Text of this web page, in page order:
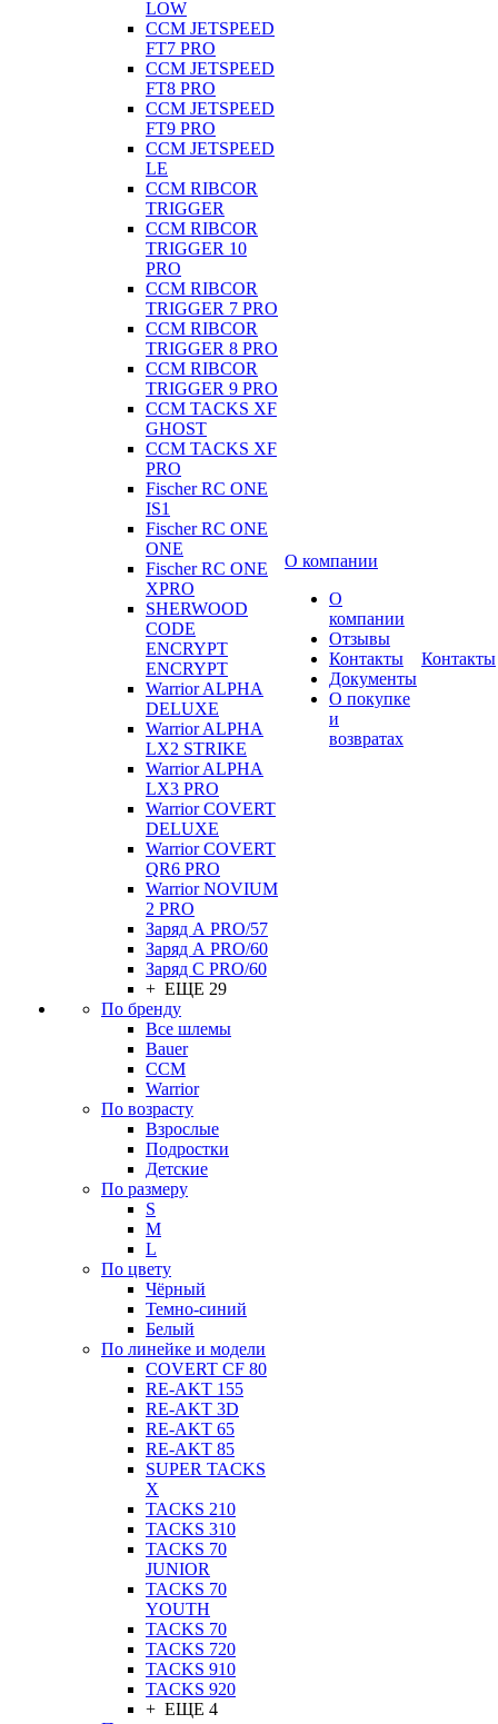
LOW
CCM JETSPEED
FT7 PRO
CCM JETSPEED
FT8 PRO
CCM JETSPEED
FT9 PRO
CCM JETSPEED
LE
CCM RIBCOR
TRIGGER
CCM RIBCOR
TRIGGER 10
PRO
CCM RIBCOR
TRIGGER 7 PRO
CCM RIBCOR
TRIGGER 8 PRO
CCM RIBCOR
TRIGGER 9 PRO
CCM TACKS XF
GHOST
CCM TACKS XF
PRO
Fischer RC ONE
IS1
Fischer RC ONE
ONE
Fischer RC ONE
XPRO
SHERWOOD
CODE
ENCRYPT
ENCRYPT
Warrior ALPHA
DELUXE
Warrior ALPHA
LX2 STRIKE
Warrior ALPHA
LX3 PRO
Warrior COVERT
DELUXE
Warrior COVERT
QR6 PRO
Warrior NOVIUM
2 PRO
Заряд А PRO/57
Заряд А PRO/60
Заряд С PRO/60
+ ЕЩЕ 29
По бренду
Все шлемы
Bauer
CCM
Warrior
По возрасту
Взрослые
Подростки
Детские
По размеру
S
M
L
По цвету
Чёрный
Темно-синий
Белый
По линейке и модели
COVERT CF 80
RE-AKT 155
RE-AKT 3D
RE-AKT 65
RE-AKT 85
SUPER TACKS
X
TACKS 210
TACKS 310
TACKS 70
JUNIOR
TACKS 70
YOUTH
TACKS 70
TACKS 720
TACKS 910
TACKS 920
+ ЕЩЕ 4
О компании
О
компании
Отзывы
Контакты
Документы
О покупке
и
возвратах
Контакты